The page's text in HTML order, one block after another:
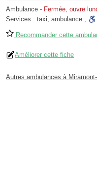
Ambulance - Fermée, ouvre
Services : taxi, ambulance ,
Recommander cette
Améliorer cette fiche
Autres ambulances à